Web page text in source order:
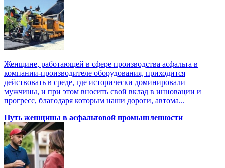
Женщине, работающей в сфере производства асфальта в
компании-производителе оборудования, приходится
действовать в среде, где исторически доминировали
мужчины, и при этом вносить свой вклад в инновации и
прогресс, благодаря которым наши дороги, автома...
Путь женщины в асфальтовой промышленности